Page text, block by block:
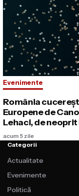
Evenimente
România
Europene de
Lehaci, de neoprit
acum 5 zile
Categorii
Actualitate
Evenimente
Politică